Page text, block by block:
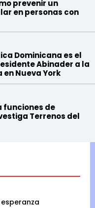
prevenir un
en personas con
Dominicana es el
Abinader a la
Nueva York
funciones de
Terrenos del